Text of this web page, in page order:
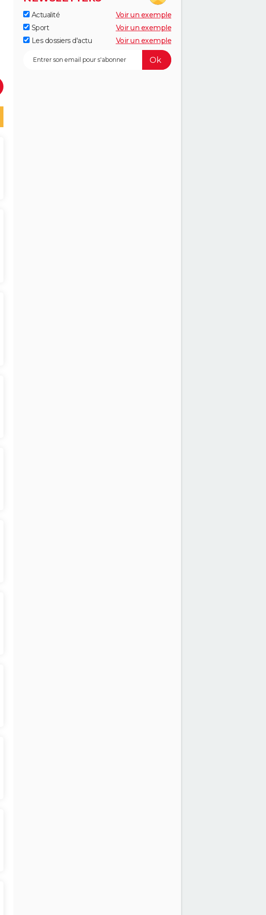
Actualité
Voir un exemple
Sport
Voir un exemple
Les dossiers d'actu
Voir un exemple